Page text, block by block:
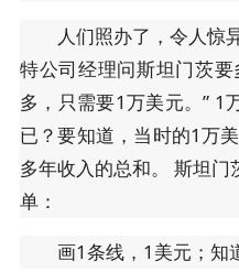
人们照办了，令人惊
特公司经理问斯坦门茨
多，只需要1万美元。” 1
已？要知道，当时的1万
多年收入的总和。 斯坦
单：
画1条线，1美元；知